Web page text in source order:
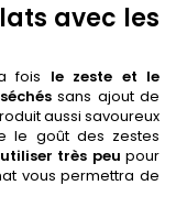
avec les
fois le zeste et le
sans ajout de
aussi savoureux
le goût des zestes
utiliser très peu pour
vous permettra de